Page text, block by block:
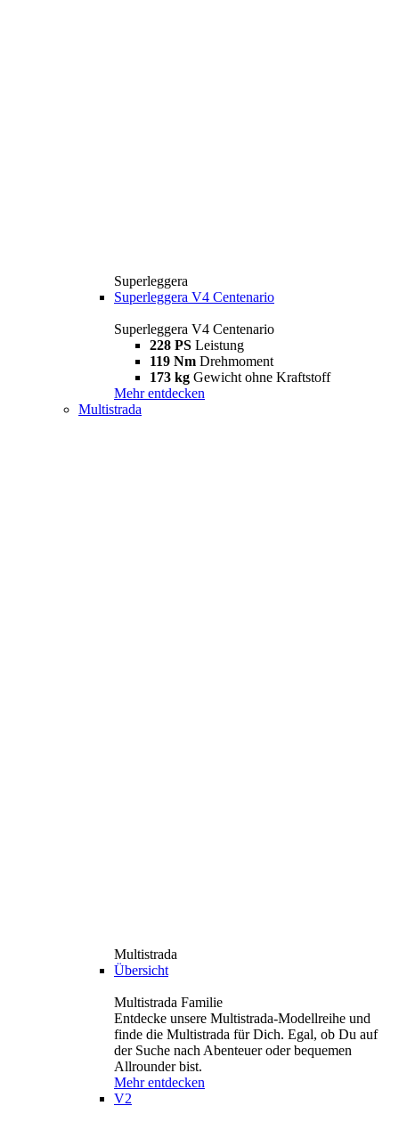
Superleggera
Superleggera V4 Centenario
Superleggera V4 Centenario
228 PS Leistung
119 Nm Drehmoment
173 kg Gewicht ohne Kraftstoff
Mehr entdecken
Multistrada
Multistrada
Übersicht
Multistrada Familie
Entdecke unsere Multistrada-Modellreihe und
finde die Multistrada für Dich. Egal, ob Du auf
der Suche nach Abenteuer oder bequemen
Allrounder bist.
Mehr entdecken
V2